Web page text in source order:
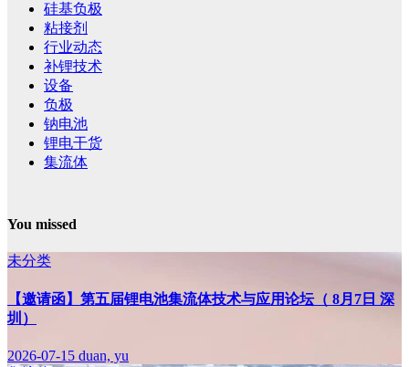
硅基负极
粘接剂
行业动态
补锂技术
设备
负极
钠电池
锂电干货
集流体
You missed
未分类
【邀请函】第五届锂电池集流体技术与应用论坛（ 8月7日 深
圳）
2026-07-15 duan, yu